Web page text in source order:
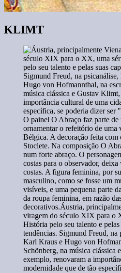
KLIMT
O painel O Abraço faz parte
ornamentar o refeitório de uma
Bélgica. A decoração feita com
Stoclete. Na composição O
num forte abraço. O
costas para o observador,
costas. A figura feminina, por
masculino, como se fosse um
visíveis, e uma pequena parte
da roupa feminina, em razão
decorativos.Áustria,
viragem do século XIX para o
História pelo seu talento e
tendências. Sigmund Freud,
Karl Kraus e Hugo von
Schönberg, na música clássica
exemplo, renovaram a
modernidade que de tão